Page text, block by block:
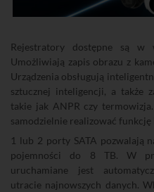
Rejestratory dostępne są
Umożliwiają zapis obrazu z
Urządzenia obsługują
sztucznej inteligencji, a także
takie jak ANPR czy
samodzielnie realizować
1 lub 2 porty SATA pozwalają
pojemności do 8 TB. W
uruchamiane jest
utracie najnowszych danych.